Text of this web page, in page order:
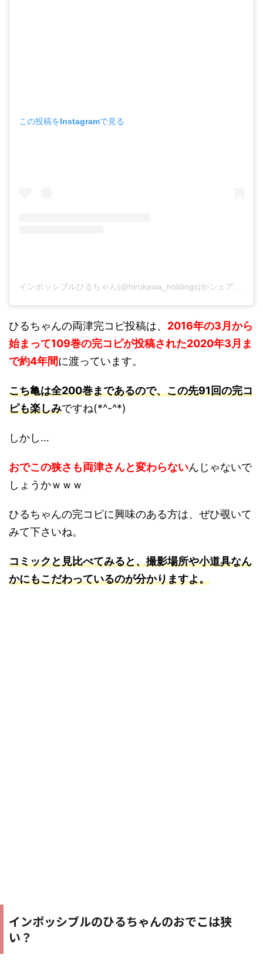
この投稿をInstagramで見る
ひるちゃんの両津完コピ投稿は、 2016年の3月から
始まって109巻の完コピが投稿された2020年3月ま
で約4年間に渡っています。
こち亀は全200巻まであるので、この先91回の完コ
ピも楽しみですね(*^-^*)
しかし…
おでこの狭さも両津さんと変わらないんじゃないで
しょうかｗｗｗ
ひるちゃんの完コピに興味のある方は、ぜひ覗いて
みて下さいね。
コミックと見比べてみると、撮影場所や小道具なん
かにもこだわっているのが分かりますよ。
インポッシブルのひるちゃんのおでこは狭
い？